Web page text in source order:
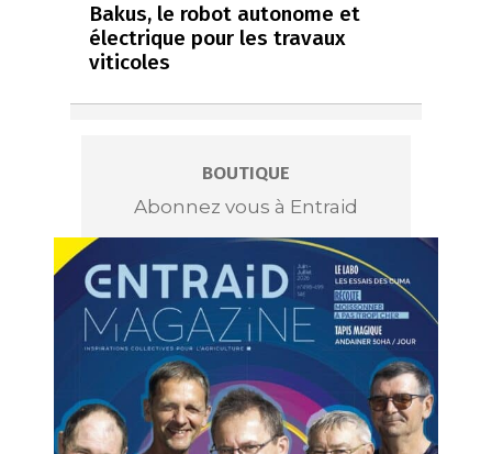
Bakus, le robot autonome et
électrique pour les travaux
viticoles
BOUTIQUE
Abonnez vous à Entraid